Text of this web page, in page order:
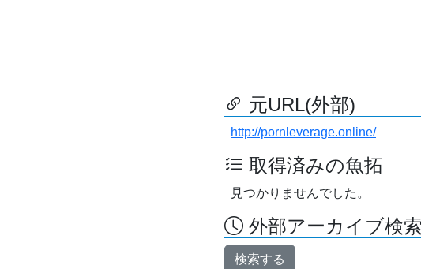
元URL(外部)
http://pornleverage.online/
取得済みの魚拓
見つかりませんでした。
外部アーカイブ検
検索する